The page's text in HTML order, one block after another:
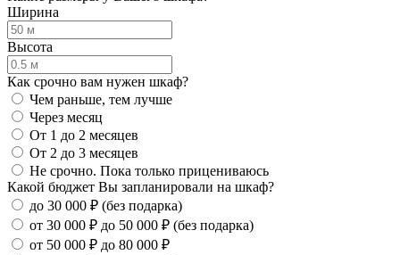
Ширина
Высота
Как срочно вам нужен шкаф?
Чем раньше, тем лучше
Через месяц
От 1 до 2 месяцев
От 2 до 3 месяцев
Не срочно. Пока только прицениваюсь
Какой бюджет Вы запланировали на шкаф?
до 30 000 ₽ (без подарка)
от 30 000 ₽ до 50 000 ₽ (без подарка)
от 50 000 ₽ до 80 000 ₽